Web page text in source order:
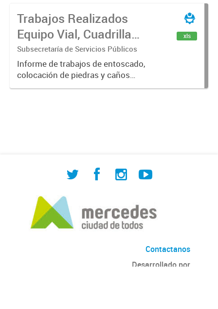
construcción, colocación de tapa
registro, reparación...
Trabajos Realizados
Equipo Vial, Cuadrilla
Bacheo, Servicio
Eléctrico - Noviembre
2021
Subsecretaría de Servicios Públicos
Informe de trabajos de entoscado,
colocación de piedras y caños
(zanjeo - cruce de calles) Informe
xls
Contactanos
Desarrollado por